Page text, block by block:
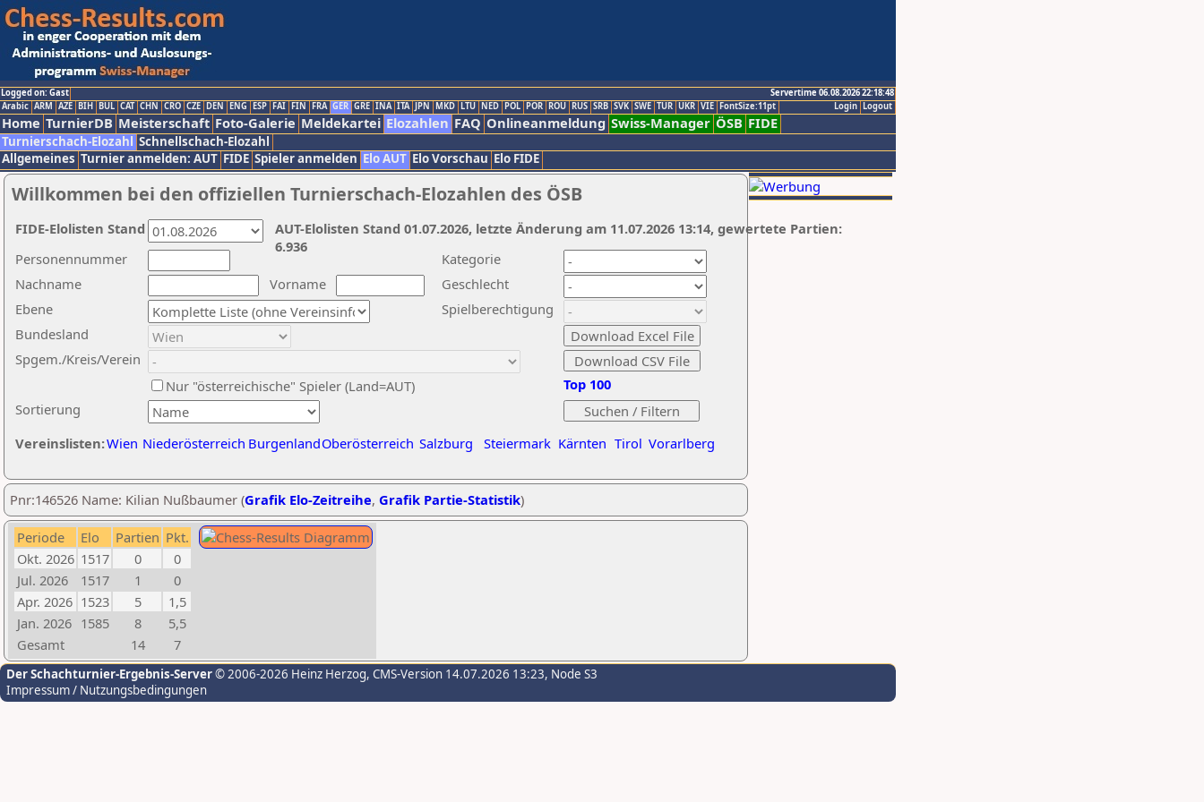
Logged on: Gast
Servertime 06.08.2026 22:18:48
Logout
Login
Arabic ARM AZE BIH BUL CAT CHN CRO CZE DEN ENG ESP FAI FIN FRA GER GRE INA ITA JPN MKD LTU NED POL POR ROU RUS SRB SVK SWE TUR UKR VIE FontSize:11pt
Home TurnierDB Meisterschaft Foto-Galerie Meldekartei Elozahlen FAQ Onlineanmeldung Swiss-Manager ÖSB FIDE
Turnierschach-Elozahl Schnellschach-Elozahl
Allgemeines Turnier anmelden: AUT FIDE Spieler anmelden Elo AUT Elo Vorschau Elo FIDE
Willkommen bei den offiziellen Turnierschach-Elozahlen des ÖSB
Nachname
Vorname
Ebene
Kategorie
Sortierung
Personennummer
Bundesland
Spgem./Kreis/Verein
Geschlecht
Nur "österreichische" Spieler (Land=AUT)
Spielberechtigung
Vereinslisten:Wien Niederösterreich BurgenlandOberösterreich Salzburg Steiermark Kärnten Tirol Vorarlberg
Top 100
AUT-Elolisten Stand 01.07.2026, letzte Änderung am 11.07.2026 13:14, gewertete Partien:
6.936
FIDE-Elolisten Stand
Pnr:146526 Name: Kilian Nußbaumer (Grafik Elo-Zeitreihe, Grafik Partie-Statistik)
Periode Elo Partien Pkt.
Okt. 2026 1517 0
0
Jul. 2026
1517 1
0
Apr. 2026 1523 5
1,5
Jan. 2026 1585 8
5,5
Gesamt
14 7
Der Schachturnier-Ergebnis-Server© 2006-2026 Heinz Herzog, CMS-Version 14.07.2026 13:23, Node S3
Impressum / Nutzungsbedingungen